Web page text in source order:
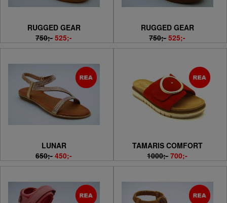
RUGGED GEAR
750;- 525;-
RUGGED GEAR
750;- 525;-
LUNAR
650;- 450;-
TAMARIS COMFORT
1000;- 700;-